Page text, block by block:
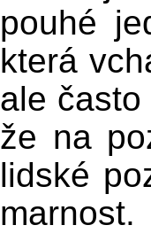
pouhé
která
ale
že na
lidské
marnost.